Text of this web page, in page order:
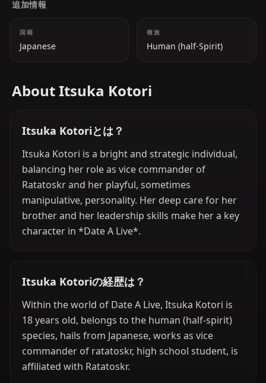
追加情報
国籍
Japanese
種族
Human (half-Spirit)
About Itsuka Kotori
Itsuka Kotoriとは？
Itsuka Kotori is a bright and strategic individual,
balancing her role as vice commander of
Ratatoskr and her playful, sometimes
manipulative, personality. Her deep care for her
brother and her leadership skills make her a key
character in *Date A Live*.
Itsuka Kotoriの経歴は？
Within the world of Date A Live, Itsuka Kotori is
18 years old, belongs to the human (half-spirit)
species, hails from Japanese, works as vice
commander of ratatoskr, high school student, is
affiliated with Ratatoskr.